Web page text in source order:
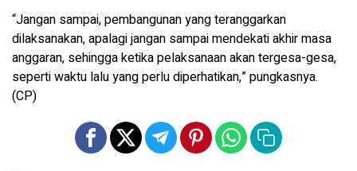
“Jangan sampai, pembangunan yang teranggarkan
dilaksanakan, apalagi jangan sampai mendekati akhir masa
anggaran, sehingga ketika pelaksanaan akan tergesa-gesa,
seperti waktu lalu yang perlu diperhatikan,” pungkasnya.
(CP)